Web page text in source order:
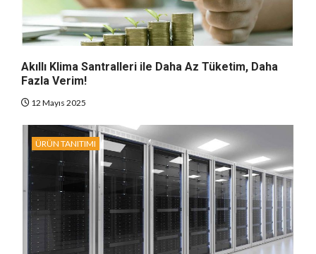
Akıllı Klima Santralleri ile Daha Az Tüketim, Daha
Fazla Verim!
12 Mayıs 2025
ÜRÜN TANITIMI